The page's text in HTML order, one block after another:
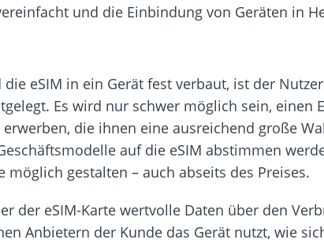
und die Einbindung von Geräten in
eSIM in ein Gerät fest verbaut, ist der
Es wird nur schwer möglich sein, einen
die ihnen eine ausreichend große
auf die eSIM abstimmen
gestalten – auch abseits des Preises.
der eSIM-Karte wertvolle Daten über den
Anbietern der Kunde das Gerät nutzt, wie